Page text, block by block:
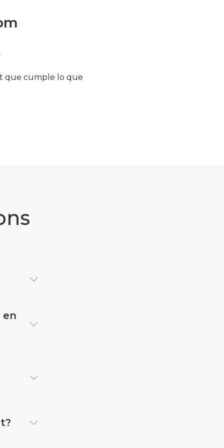
que cumple lo que
en